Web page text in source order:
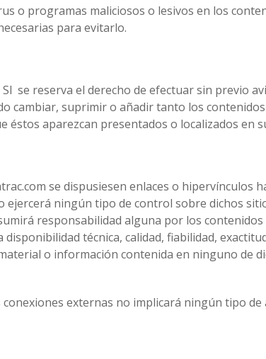
o programas maliciosos o lesivos en los
para evitarlo.
Sl se reserva el derecho de efectuar sin previo
cambiar, suprimir o añadir tanto los
éstos aparezcan presentados o localizados en
se dispusiesen enlaces o hipervínculos
ejercerá ningún tipo de control sobre dichos
responsabilidad alguna por los
técnica, calidad, fiabilidad,
o información contenida en ninguno de
externas no implicará ningún tipo